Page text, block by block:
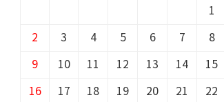
1
2 3 4 5 6 7 8
9 10 11 12 13 14 15
16 17 18 19 20 21 22